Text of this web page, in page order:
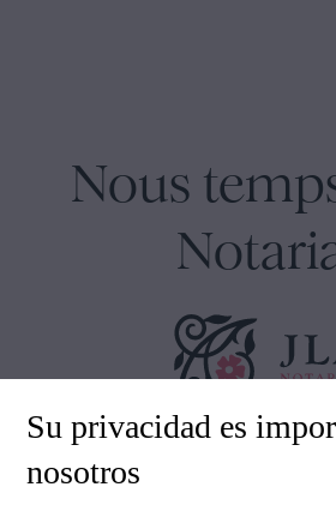
Nous
Juan Madridejos
Notaris de Barcelona i Notaris en
Su privacidad es
nosotros